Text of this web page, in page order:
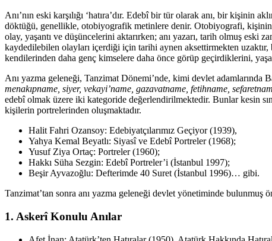
Anı’nın eski karşılığı ‘hatıra’dır. Edebî bir tür olarak anı, bir
döktüğü, genellikle, otobiyografik metinlere denir. Otobiyografi, kişinin
olay, yaşantı ve düşüncelerini aktarırken; anı yazarı, tarih olmuş eski
kaydedilebilen olayları içerdiği için tarihi aynen aksettirmekten
kendilerinden daha genç kimselere daha önce görüp geçirdiklerini,
Anı yazma geleneği, Tanzimat Dönemi’nde, kimi devlet adamlarında
menakıpname, siyer, vekayi’name, gazavatname, fetihname,
edebî olmak üzere iki kategoride değerlendirilmektedir. Bunlar kesin
kişilerin portrelerinden oluşmaktadır.
Halit Fahri Ozansoy: Edebiyatçılarımız Geçiyor (1939),
Yahya Kemal Beyatlı: Siyasî ve Edebî Portreler (1968);
Yusuf Ziya Ortaç: Portreler (1960);
Hakkı Süha Sezgin: Edebî Portreler’i (İstanbul 1997);
Beşir Ayvazoğlu: Defterimde 40 Suret (İstanbul 1996)… gibi.
Tanzimat’tan sonra anı yazma geleneği devlet yönetiminde bulunmuş
1. Askerî Konulu Anılar